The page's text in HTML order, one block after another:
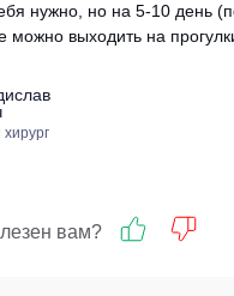
нужно, но на 5-10 день
можно выходить на
вам?